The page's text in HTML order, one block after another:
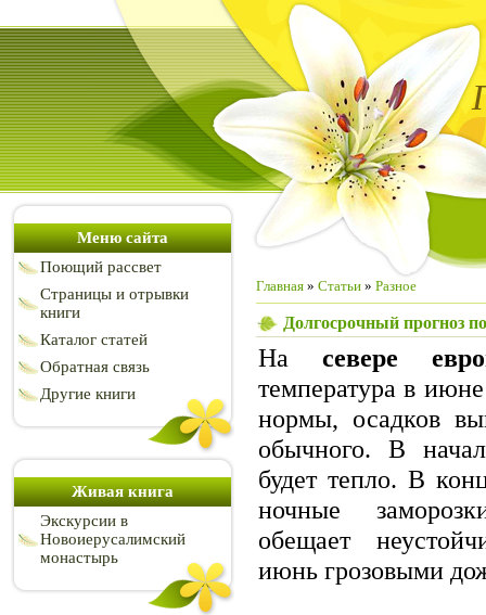
Меню сайта
Поющий рассвет
Страницы и отрывки
книги
Каталог статей
Обратная связь
Другие книги
Живая книга
Экскурсии в
Новоиерусалимский
монастырь
Главная » Статьи » Разное
Долгосрочный прогноз
На севере
температура в
нормы, осадков
обычного. В
будет тепло. В
ночные
обещает
июнь грозовыми